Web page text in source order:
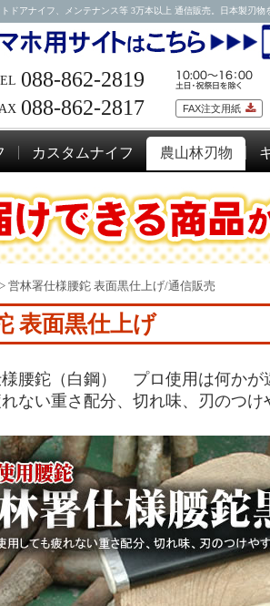
アナイフ、メンテナンス等 3万本以上 通信販売。日本製刃
088-862-2819
088-862-2817 FAX注文用紙
カスタムナイフ 農山林刃物
> 営林署仕様腰鉈 表面黒仕上げ/通信販売
表面黒仕上げ
腰鉈（白鋼） プロ使用は何かが
ない重さ配分、切れ味、刃のつけ